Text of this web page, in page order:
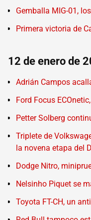
Gemballa MIG-01,
Primera victoria de
12 de enero de
Adrián Campos
Ford Focus
Petter Solberg
Triplete de
la novena etapa del
Dodge Nitro,
Nelsinho Piquet se
Toyota FT-CH, un